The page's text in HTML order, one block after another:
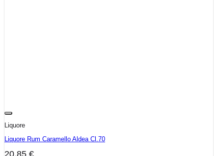
Liquore
Liquore Rum Caramello Aldea Cl.70